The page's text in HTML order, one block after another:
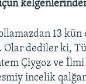
içün
13
dediler ki,
Çiygoz ve İlmi
incelik